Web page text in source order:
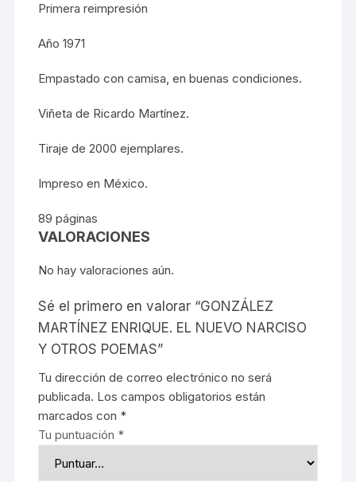
Primera reimpresión
Año 1971
Empastado con camisa, en buenas condiciones.
Viñeta de Ricardo Martínez.
Tiraje de 2000 ejemplares.
Impreso en México.
89 páginas
VALORACIONES
No hay valoraciones aún.
Sé el primero en valorar “GONZÁLEZ
MARTÍNEZ ENRIQUE. EL NUEVO NARCISO
Y OTROS POEMAS”
Tu dirección de correo electrónico no será
publicada. Los campos obligatorios están
marcados con *
Tu puntuación *